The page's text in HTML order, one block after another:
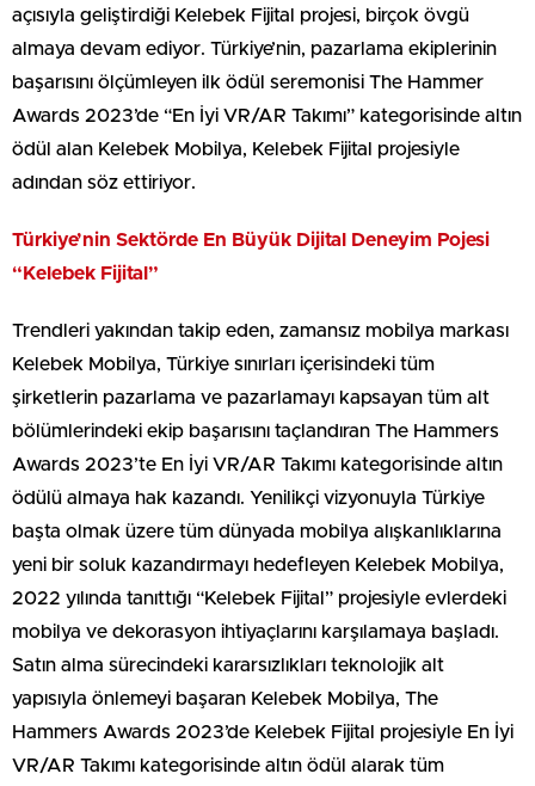
açısıyla geliştirdiği Kelebek Fijital projesi, birçok övgü
almaya devam ediyor. Türkiye’nin, pazarlama ekiplerinin
başarısını ölçümleyen ilk ödül seremonisi The Hammer
Awards 2023’de “En İyi VR/AR Takımı” kategorisinde altın
ödül alan Kelebek Mobilya, Kelebek Fijital projesiyle
adından söz ettiriyor.
Türkiye’nin Sektörde En Büyük Dijital Deneyim Pojesi
“Kelebek Fijital”
Trendleri yakından takip eden, zamansız mobilya markası
Kelebek Mobilya, Türkiye sınırları içerisindeki tüm
şirketlerin pazarlama ve pazarlamayı kapsayan tüm alt
bölümlerindeki ekip başarısını taçlandıran The Hammers
Awards 2023’te En İyi VR/AR Takımı kategorisinde altın
ödülü almaya hak kazandı. Yenilikçi vizyonuyla Türkiye
başta olmak üzere tüm dünyada mobilya alışkanlıklarına
yeni bir soluk kazandırmayı hedefleyen Kelebek Mobilya,
2022 yılında tanıttığı “Kelebek Fijital” projesiyle evlerdeki
mobilya ve dekorasyon ihtiyaçlarını karşılamaya başladı.
Satın alma sürecindeki kararsızlıkları teknolojik alt
yapısıyla önlemeyi başaran Kelebek Mobilya, The
Hammers Awards 2023’de Kelebek Fijital projesiyle En İyi
VR/AR Takımı kategorisinde altın ödül alarak tüm